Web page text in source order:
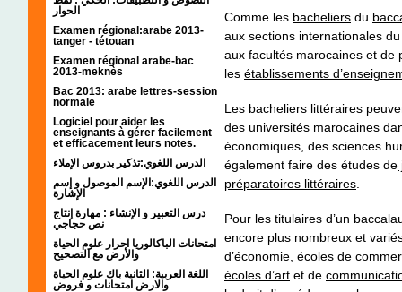
الحوار
Examen régional:arabe 2013-
tanger - tétouan
Examen régional arabe-bac
2013-meknès
Bac 2013: arabe lettres-session
normale
Logiciel pour aider les
enseignants à gérer facilement
et efficacement leurs notes.
الدرس اللغوي:تذكير بدروس الإملاء
الدرس اللغوي:الإسم الموصول و إسم
الإشارة
درس التعبير و الإنشاء : مهارة إنتاج
نص حجاجي
امتحانات الباكالوريا احرار علوم الحياة
والأرض مع التصحيح
اللغة العربية: الثانية باك علوم الحياة
والارض امتحانات و فروض
Comme les bacheliers du
aux sections internationales
aux facultés marocaines et de
les établissements
Les bacheliers littéraires
des universités marocaines
économiques, des sciences
également faire des études de
préparatoires littéraires.
Pour les titulaires d’un
encore plus nombreux et
d’économie, écoles de
écoles d’art et de